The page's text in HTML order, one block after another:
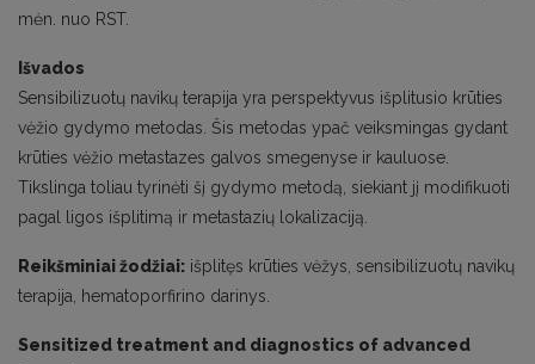
mėn. nuo RST.
Išvados
Sensibilizuotų navikų terapija yra perspektyvus išplitusio krūties
vėžio gydymo metodas. Šis metodas ypač veiksmingas gydant
krūties vėžio metastazes galvos smegenyse ir kauluose.
Tikslinga toliau tyrinėti šį gydymo metodą, siekiant jį modifikuoti
pagal ligos išplitimą ir metastazių lokalizaciją.
Reikšminiai žodžiai: išplitęs krūties vėžys, sensibilizuotų navikų
terapija, hematoporfirino darinys.
Sensitized treatment and diagnostics of advanced